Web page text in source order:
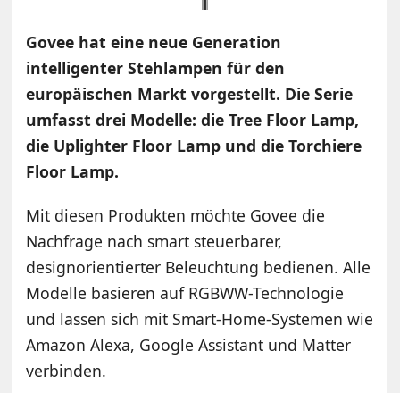
Govee hat eine neue Generation
intelligenter Stehlampen für den
europäischen Markt vorgestellt. Die Serie
umfasst drei Modelle: die Tree Floor Lamp,
die Uplighter Floor Lamp und die Torchiere
Floor Lamp.
Mit diesen Produkten möchte Govee die
Nachfrage nach smart steuerbarer,
designorientierter Beleuchtung bedienen. Alle
Modelle basieren auf RGBWW-Technologie
und lassen sich mit Smart-Home-Systemen wie
Amazon Alexa, Google Assistant und Matter
verbinden.